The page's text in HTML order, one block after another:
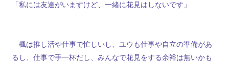
「私には友達がいますけど、一緒に花見はしないです」
楓は推し活や仕事で忙しいし、ユウも仕事や自立の準備があ
るし、仕事で手一杯だし、みんなで花見をする余裕は無いかも